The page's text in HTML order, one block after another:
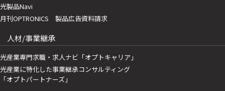
光製品Navi
月刊OPTRONICS 製品広告資料請求
人材/事業継承
光産業専門求職・求人ナビ「オプトキャリア」
光産業に特化した事業継承コンサルティング
「オプトパートナーズ」